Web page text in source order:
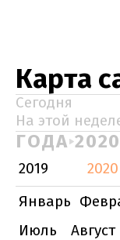
Карта
Сегодня
На этой
ГОДА 2020
2019 2020
Январь
Июль
Август